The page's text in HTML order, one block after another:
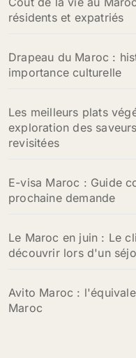
résidents et expatriés
Drapeau du Maroc :
importance culturelle
Les meilleurs plats
exploration des
revisitées
E-visa Maroc : Guide
prochaine demande
Le Maroc en juin : Le
découvrir lors d'un
Avito Maroc :
Maroc